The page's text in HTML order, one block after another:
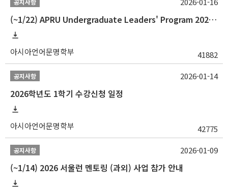
공지사항
(~1/22) APRU Undergraduate Leaders' Program 2026 프로그램 참가자 모집
아시아언어문명학부 41882
공지사항
2026학년도 1학기 수강신청 일정
아시아언어문명학부 42775
2026-01-14
공지사항
(~1/14) 2026 서울런 멘토링 (과외) 사업 참가 안내
2026-01-09